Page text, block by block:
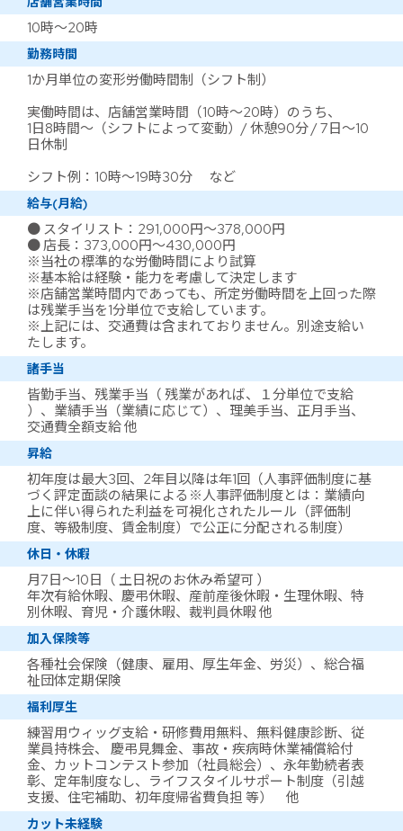
10時～20時
勤務時間
1か月単位の変形労働時間制（シフト制）
実働時間は、店舗営業時間（10時～20時）のうち、
1日8時間～（シフトによって変動）/ 休憩90分 / 7日～10
日休制
シフト例：10時～19時30分 など
給与(月給)
● スタイリスト：291,000円～378,000円
● 店長：373,000円～430,000円
※当社の標準的な労働時間により試算
※基本給は経験・能力を考慮して決定します
※店舗営業時間内であっても、所定労働時間を上回った際
は残業手当を1分単位で支給しています。
※上記には、交通費は含まれておりません。別途支給い
たします。
諸手当
皆勤手当、残業手当（ 残業があれば、１分単位で支給
）、業績手当（業績に応じて）、理美手当、正月手当、
交通費全額支給 他
昇給
初年度は最大3回、2年目以降は年1回（人事評価制度に基
づく評定面談の結果による※人事評価制度とは：業績向
上に伴い得られた利益を可視化されたルール（評価制
度、等級制度、賃金制度）で公正に分配される制度）
休日・休暇
月7日～10日（ 土日祝のお休み希望可 ）
年次有給休暇、慶弔休暇、産前産後休暇・生理休暇、特
別休暇、育児・介護休暇、裁判員休暇 他
加入保険等
各種社会保険（健康、雇用、厚生年金、労災）、総合福
祉団体定期保険
福利厚生
練習用ウィッグ支給・研修費用無料、無料健康診断、従
業員持株会、 慶弔見舞金、事故・疾病時休業補償給付
金、カットコンテスト参加（社員総会）、永年勤続者表
彰、定年制度なし、ライフスタイルサポート制度（引越
支援、住宅補助、初年度帰省費負担 等） 他
カット未経験